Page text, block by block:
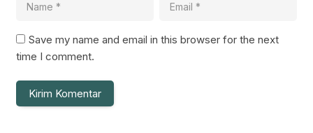
Save my name and email in this browser for the next
time I comment.